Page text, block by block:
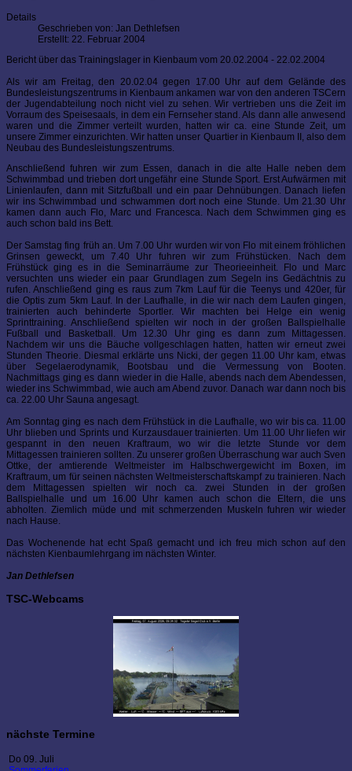
Details
Geschrieben von: Jan Dethlefsen
Erstellt: 22. Februar 2004
Bericht über das Trainingslager in Kienbaum vom 20.02.2004 - 22.02.2004
Als wir am Freitag, den 20.02.04 gegen 17.00 Uhr auf dem Gelände des
Bundesleistungszentrums in Kienbaum ankamen war von den anderen TSCern
der Jugendabteilung noch nicht viel zu sehen. Wir vertrieben uns die Zeit im
Vorraum des Speisesaals, in dem ein Fernseher stand. Als dann alle anwesend
waren und die Zimmer verteilt wurden, hatten wir ca. eine Stunde Zeit, um
unsere Zimmer einzurichten. Wir hatten unser Quartier in Kienbaum II, also dem
Neubau des Bundesleistungszentrums.
Anschließend fuhren wir zum Essen, danach in die alte Halle neben dem
Schwimmbad und trieben dort ungefähr eine Stunde Sport. Erst Aufwärmen mit
Linienlaufen, dann mit Sitzfußball und ein paar Dehnübungen. Danach liefen
wir ins Schwimmbad und schwammen dort noch eine Stunde. Um 21.30 Uhr
kamen dann auch Flo, Marc und Francesca. Nach dem Schwimmen ging es
auch schon bald ins Bett.
Der Samstag fing früh an. Um 7.00 Uhr wurden wir von Flo mit einem fröhlichen
Grinsen geweckt, um 7.40 Uhr fuhren wir zum Frühstücken. Nach dem
Frühstück ging es in die Seminarräume zur Theorieeinheit. Flo und Marc
versuchten uns wieder ein paar Grundlagen zum Segeln ins Gedächtnis zu
rufen. Anschließend ging es raus zum 7km Lauf für die Teenys und 420er, für
die Optis zum 5km Lauf. In der Laufhalle, in die wir nach dem Laufen gingen,
trainierten auch behinderte Sportler. Wir machten bei Helge ein wenig
Sprinttraining. Anschließend spielten wir noch in der großen Ballspielhalle
Fußball und Basketball. Um 12.30 Uhr ging es dann zum Mittagessen.
Nachdem wir uns die Bäuche vollgeschlagen hatten, hatten wir erneut zwei
Stunden Theorie. Diesmal erklärte uns Nicki, der gegen 11.00 Uhr kam, etwas
über Segelaerodynamik, Bootsbau und die Vermessung von Booten.
Nachmittags ging es dann wieder in die Halle, abends nach dem Abendessen,
wieder ins Schwimmbad, wie auch am Abend zuvor. Danach war dann noch bis
ca. 22.00 Uhr Sauna angesagt.
Am Sonntag ging es nach dem Frühstück in die Laufhalle, wo wir bis ca. 11.00
Uhr blieben und Sprints und Kurzausdauer trainierten. Um 11.00 Uhr liefen wir
gespannt in den neuen Kraftraum, wo wir die letzte Stunde vor dem
Mittagessen trainieren sollten. Zu unserer großen Überraschung war auch Sven
Ottke, der amtierende Weltmeister im Halbschwergewicht im Boxen, im
Kraftraum, um für seinen nächsten Weltmeisterschaftskampf zu trainieren. Nach
dem Mittagessen spielten wir noch ca. zwei Stunden in der großen
Ballspielhalle und um 16.00 Uhr kamen auch schon die Eltern, die uns
abholten. Ziemlich müde und mit schmerzenden Muskeln fuhren wir wieder
nach Hause.
Das Wochenende hat echt Spaß gemacht und ich freu mich schon auf den
nächsten Kienbaumlehrgang im nächsten Winter.
Jan Dethlefsen
TSC-Webcams
nächste Termine
Do 09. Juli